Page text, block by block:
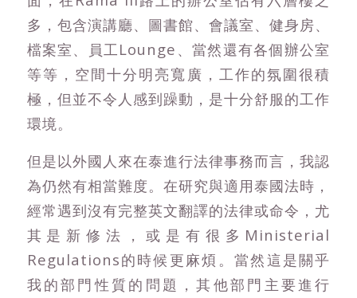
多，包含演講廳、圖書館、會議室、健身房、
檔案室、員工Lounge、當然還有各個辦公室
等等，空間十分明亮寬廣，工作的氛圍很積
極，但並不令人感到躁動，是十分舒服的工作
環境。
但是以外國人來在泰進行法律事務而言，我認
為仍然有相當難度。在研究與適用泰國法時，
經常遇到沒有完整英文翻譯的法律或命令，尤
其是新修法，或是有很多Ministerial
Regulations的時候更麻煩。當然這是關乎
我的部門性質的問題，其他部門主要進行